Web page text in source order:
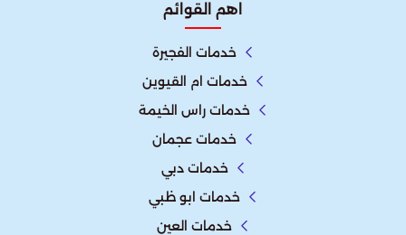
اهم القوائم
خدمات الفجيرة
خدمات ام القيوين
خدمات راس الخيمة
خدمات عجمان
خدمات دبي
خدمات ابو ظبي
خدمات العين